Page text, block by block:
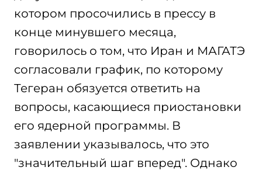
котором просочились в прессу в
конце минувшего месяца,
говорилось о том, что Иран и МАГАТЭ
согласовали график, по которому
Тегеран обязуется ответить на
вопросы, касающиеся приостановки
его ядерной программы. В
заявлении указывалось, что это
"значительный шаг вперед". Однако